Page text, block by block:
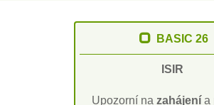
BASIC 26
ISIR
Upozorní na zahájení a